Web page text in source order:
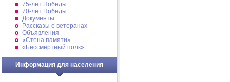
75-лет Победы
70-лет Победы
Документы
Рассказы о ветеранах
Объявления
«Стена памяти»
«Бессмертный полк»
Информация для населения